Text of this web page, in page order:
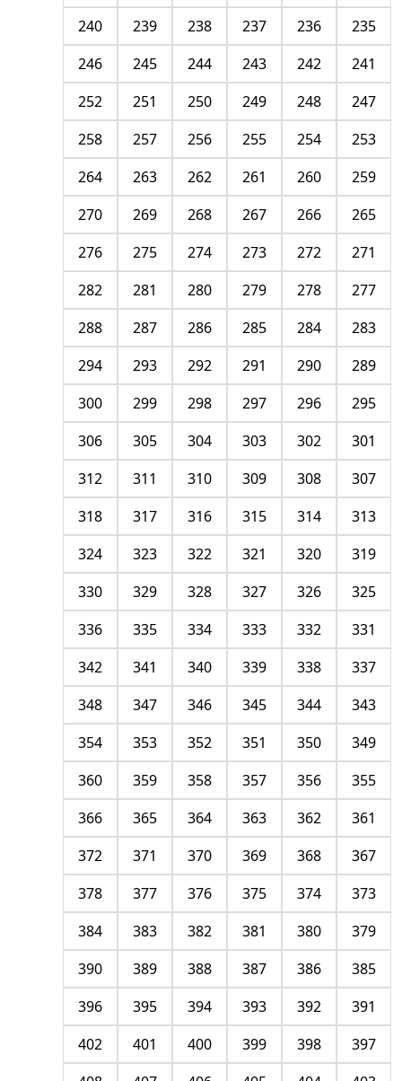
235
236
237
238
239
240
241
242
243
244
245
246
247
248
249
250
251
252
253
254
255
256
257
258
259
260
261
262
263
264
265
266
267
268
269
270
271
272
273
274
275
276
277
278
279
280
281
282
283
284
285
286
287
288
289
290
291
292
293
294
295
296
297
298
299
300
301
302
303
304
305
306
307
308
309
310
311
312
313
314
315
316
317
318
319
320
321
322
323
324
325
326
327
328
329
330
331
332
333
334
335
336
337
338
339
340
341
342
343
344
345
346
347
348
349
350
351
352
353
354
355
356
357
358
359
360
361
362
363
364
365
366
367
368
369
370
371
372
373
374
375
376
377
378
379
380
381
382
383
384
385
386
387
388
389
390
391
392
393
394
395
396
397
398
399
400
401
402